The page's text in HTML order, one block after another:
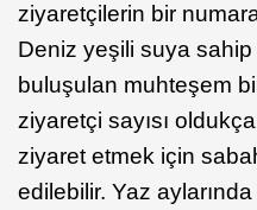
ziyaretçilerin bir
Deniz yeşili suya
buluşulan muhteşem
ziyaretçi sayısı
ziyaret etmek için
edilebilir. Yaz